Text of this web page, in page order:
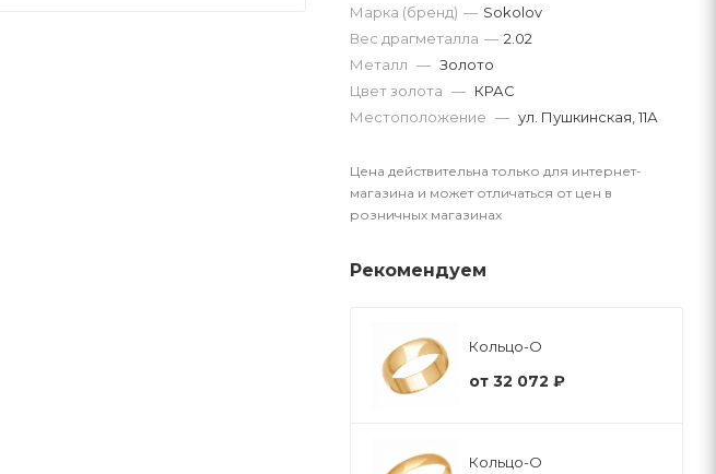
Вес драгметалла — 2.02
Марка (бренд) — Sokolov
Металл — Золото
Цвет золота — КРАС
Местоположение — ул. Пушкинская, 11А
Цена действительна только для интернет-
магазина и может отличаться от цен в
розничных магазинах
Рекомендуем
Кольцо-О
от 32 072 ₽
Кольцо-О